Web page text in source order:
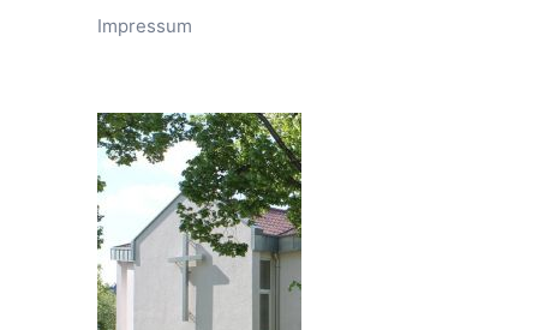
Impressum